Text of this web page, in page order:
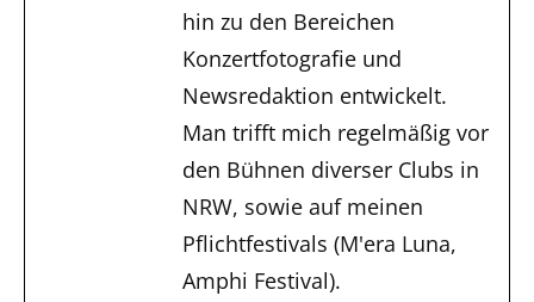
hin zu den Bereichen
Konzertfotografie und
Newsredaktion entwickelt.
Man trifft mich regelmäßig vor
den Bühnen diverser Clubs in
NRW, sowie auf meinen
Pflichtfestivals (M'era Luna,
Amphi Festival).